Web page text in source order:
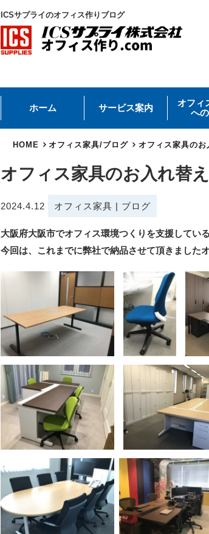
ICSサプライのオフィス作りブログ
ホーム サービス案内
オフィ
へ
HOME オフィス家具/ブログ オフィス家具のお
オフィス家具のお入れ替
2024.4.12 オフィス家具 | ブログ
大阪府大阪市でオフィス環境つくりを支援してい
今回は、これまでに弊社で納品させて頂きました